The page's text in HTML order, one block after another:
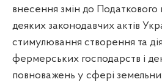
внесення змін до Податкового
деяких законодавчих актів
стимулювання створення та
фермерських господарств і
повноважень у сфері